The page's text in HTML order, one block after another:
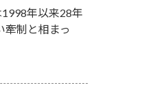
年以来28年
牽制と相まっ